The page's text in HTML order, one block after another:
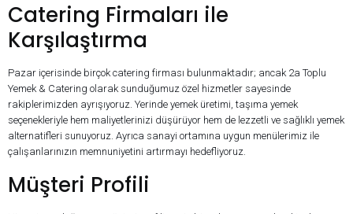
Catering Firmaları ile
Karşılaştırma
Pazar içerisinde birçok catering firması bulunmaktadır; ancak 2a Toplu
Yemek & Catering olarak sunduğumuz özel hizmetler sayesinde
rakiplerimizden ayrışıyoruz. Yerinde yemek üretimi, taşıma yemek
seçenekleriyle hem maliyetlerinizi düşürüyor hem de lezzetli ve sağlıklı yemek
alternatifleri sunuyoruz. Ayrıca sanayi ortamına uygun menülerimiz ile
çalışanlarınızın memnuniyetini artırmayı hedefliyoruz.
Müşteri Profili